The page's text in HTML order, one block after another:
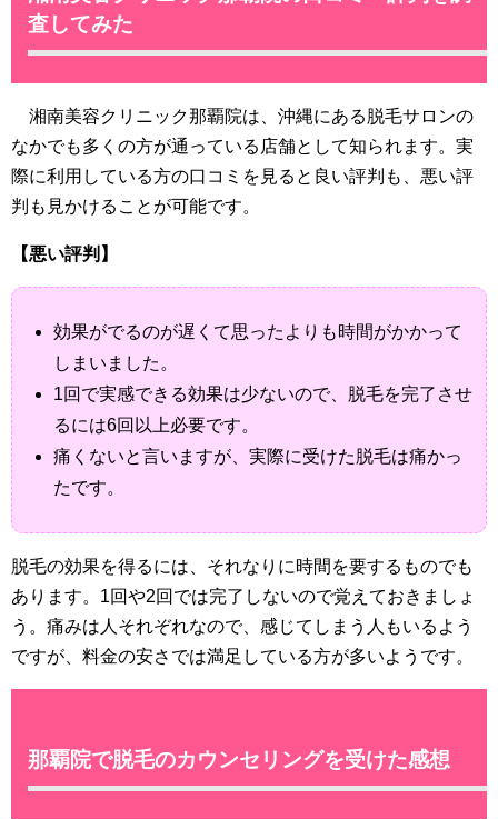
査してみた
湘南美容クリニック那覇院は、沖縄にある脱毛サロンの
なかでも多くの方が通っている店舗として知られます。実
際に利用している方の口コミを見ると良い評判も、悪い評
判も見かけることが可能です。
【悪い評判】
効果がでるのが遅くて思ったよりも時間がかかって
しまいました。
1回で実感できる効果は少ないので、脱毛を完了させ
るには6回以上必要です。
痛くないと言いますが、実際に受けた脱毛は痛かっ
たです。
脱毛の効果を得るには、それなりに時間を要するものでも
あります。1回や2回では完了しないので覚えておきましょ
う。痛みは人それぞれなので、感じてしまう人もいるよう
ですが、料金の安さでは満足している方が多いようです。
那覇院で脱毛のカウンセリングを受けた感想